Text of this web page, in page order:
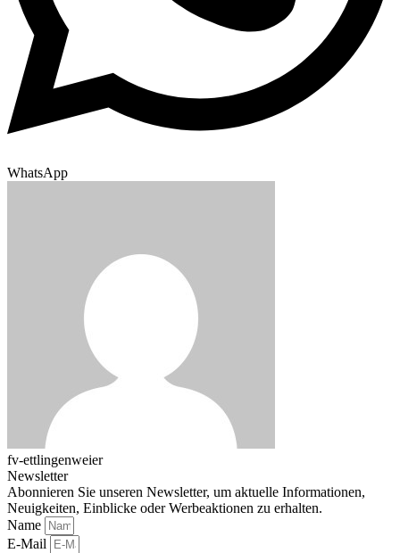
WhatsApp
fv-ettlingenweier
Newsletter
Abonnieren Sie unseren Newsletter, um aktuelle Informationen,
Neuigkeiten, Einblicke oder Werbeaktionen zu erhalten.
Name
E-Mail